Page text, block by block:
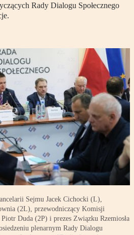
Rady Dialogu Społecznego
Sejmu Jacek Cichocki (L),
(2L), przewodniczący Komisji
Duda (2P) i prezes Związku Rzemiosła
plenarnym Rady Dialogu